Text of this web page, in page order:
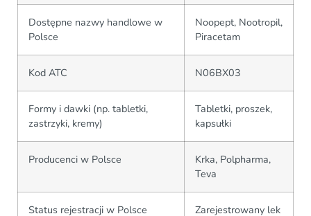
Dostępne nazwy handlowe w
Polsce
Noopept, Nootropil,
Piracetam
Kod ATC N06BX03
Formy i dawki (np. tabletki,
zastrzyki, kremy)
Tabletki, proszek,
kapsułki
Producenci w Polsce
Krka, Polpharma,
Teva
Status rejestracji w Polsce Zarejestrowany lek